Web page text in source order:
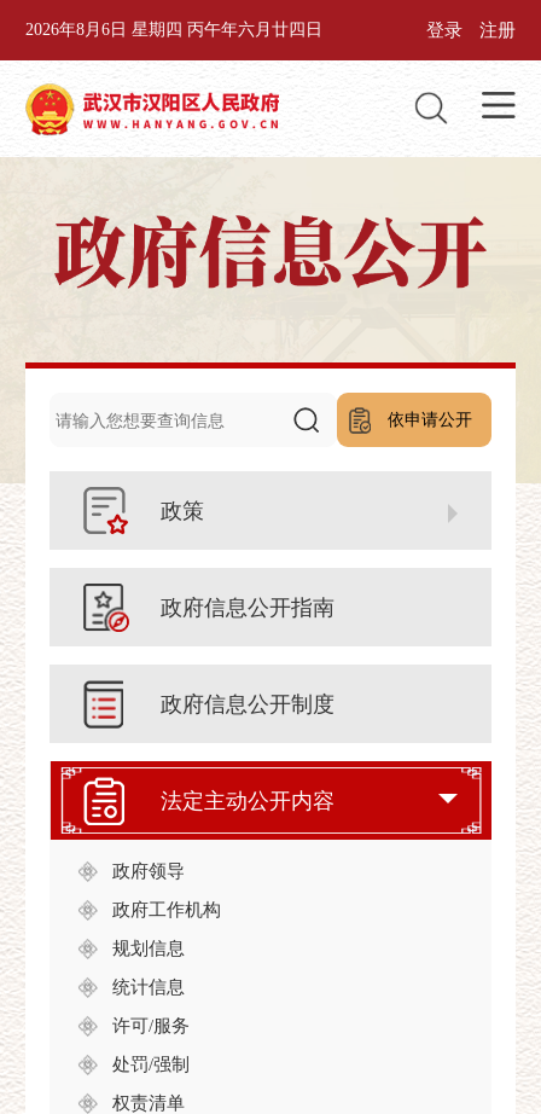
2026年8月6日 星期四 丙午年六月廿四日 登录 注册
依申请公开
政策
政府信息公开指南
政府信息公开制度
法定主动公开内容
政府领导
政府工作机构
规划信息
统计信息
许可/服务
处罚/强制
权责清单